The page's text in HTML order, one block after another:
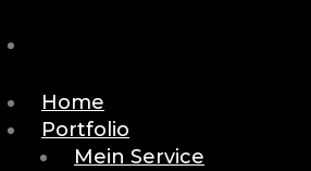
Home
Portfolio
Mein Service